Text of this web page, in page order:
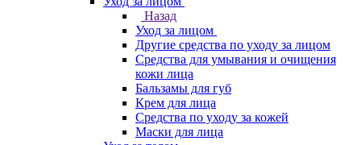
Назад
Уход за лицом
Другие средства по уходу за лицом
Средства для умывания и очищения
кожи лица
Бальзамы для губ
Крем для лица
Средства по уходу за кожей
Маски для лица